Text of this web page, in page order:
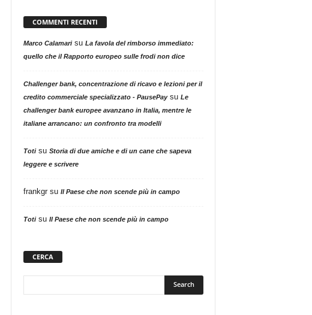
COMMENTI RECENTI
Marco Calamarisu La favola del rimborso immediato:
quello che il Rapporto europeo sulle frodi non dice
Challenger bank, concentrazione di ricavo e lezioni per il
credito commerciale specializzato - PausePaysu Le
challenger bank europee avanzano in Italia, mentre le
italiane arrancano: un confronto tra modelli
Totisu Storia di due amiche e di un cane che sapeva
leggere e scrivere
frankgrsu Il Paese che non scende più in campo
Totisu Il Paese che non scende più in campo
CERCA